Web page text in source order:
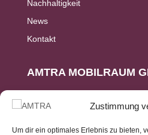
Zustimmung
Um dir ein optimales Erlebnis zu bieten,
Nachhaltigkeit
News
Kontakt
AMTRA MOBILRAUM
D-56307 Dernbach